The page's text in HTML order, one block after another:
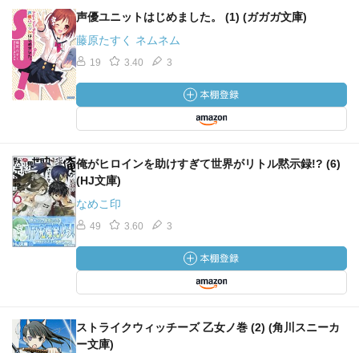
声優ユニットはじめました。 (1) (ガガガ文庫)
藤原たすく ネムネム
19 3.40 3
俺がヒロインを助けすぎて世界がリトル黙示録!? (6)
(HJ文庫)
なめこ印
49 3.60 3
ストライクウィッチーズ 乙女ノ巻 (2) (角川スニーカ
ー文庫)